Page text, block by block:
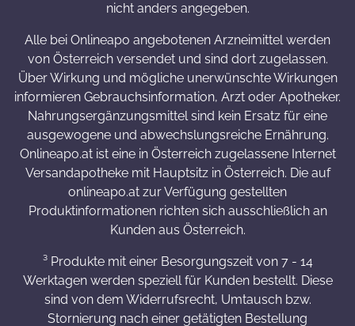
nicht anders angegeben.
Alle bei Onlineapo angebotenen Arzneimittel werden
von Österreich versendet und sind dort zugelassen.
Über Wirkung und mögliche unerwünschte Wirkungen
informieren Gebrauchsinformation, Arzt oder Apotheker.
Nahrungsergänzungsmittel sind kein Ersatz für eine
ausgewogene und abwechslungsreiche Ernährung.
Onlineapo.at ist eine in Österreich zugelassene Internet
Versandapotheke mit Hauptsitz in Österreich. Die auf
onlineapo.at zur Verfügung gestellten
Produktinformationen richten sich ausschließlich an
Kunden aus Österreich.
³ Produkte mit einer Besorgungszeit von 7 - 14
Werktagen werden speziell für Kunden bestellt. Diese
sind von dem Widerrufsrecht, Umtausch bzw.
Stornierung nach einer getätigten Bestellung